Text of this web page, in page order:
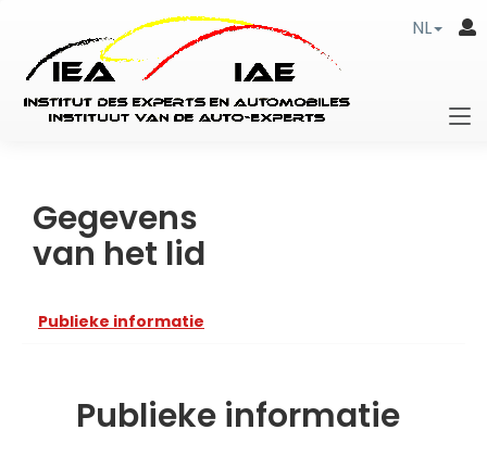
NL
Gegevens
van het lid
Publieke informatie
Publieke informatie